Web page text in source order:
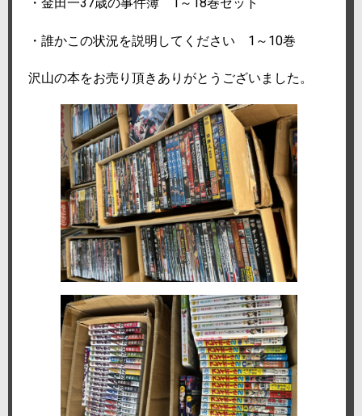
・誰かこの状況を説明してください 1～10巻
沢山の本をお売り頂きありがとうございました。